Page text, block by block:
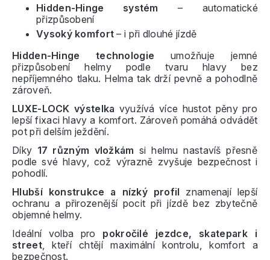
Hidden-Hinge systém – automatické
přizpůsobení
Vysoký komfort – i při dlouhé jízdě
Hidden-Hinge technologie umožňuje jemné
přizpůsobení helmy podle tvaru hlavy bez
nepříjemného tlaku. Helma tak drží pevně a pohodlně
zároveň.
LUXE-LOCK výstelka využívá více hustot pěny pro
lepší fixaci hlavy a komfort. Zároveň pomáhá odvádět
pot při delším ježdění.
Díky 17 různým vložkám si helmu nastavíš přesně
podle své hlavy, což výrazně zvyšuje bezpečnost i
pohodlí.
Hlubší konstrukce a nízký profil znamenají lepší
ochranu a přirozenější pocit při jízdě bez zbytečně
objemné helmy.
Ideální volba pro pokročilé jezdce, skatepark i
street, kteří chtějí maximální kontrolu, komfort a
bezpečnost.